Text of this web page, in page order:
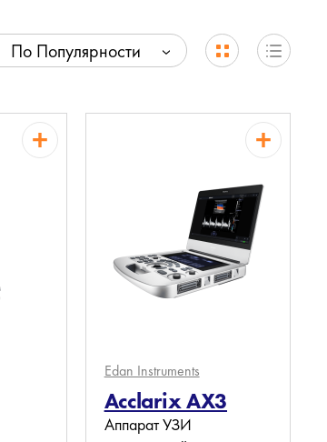
По Популярности
Edan Instruments
Acclarix AX3
Аппарат УЗИ